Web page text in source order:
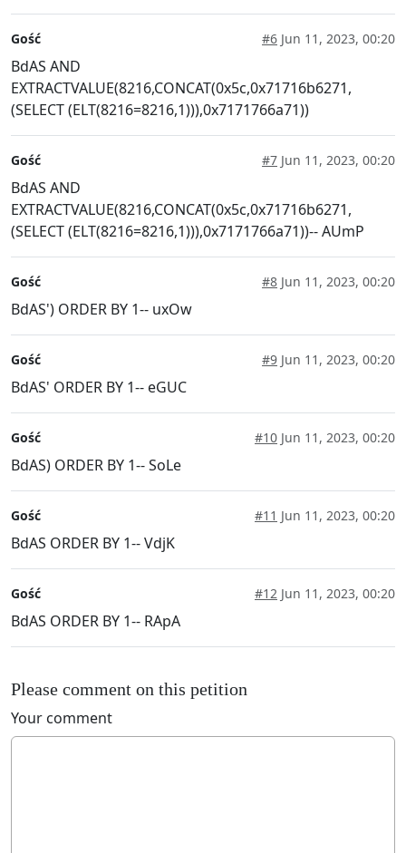
Gość #6 Jun 11, 2023, 00:20
BdAS AND
EXTRACTVALUE(8216,CONCAT(0x5c,0x71716b6271,
(SELECT (ELT(8216=8216,1))),0x7171766a71))
Gość #7 Jun 11, 2023, 00:20
BdAS AND
EXTRACTVALUE(8216,CONCAT(0x5c,0x71716b6271,
(SELECT (ELT(8216=8216,1))),0x7171766a71))-- AUmP
Gość #8 Jun 11, 2023, 00:20
BdAS') ORDER BY 1-- uxOw
Gość #9 Jun 11, 2023, 00:20
BdAS' ORDER BY 1-- eGUC
Gość #10 Jun 11, 2023, 00:20
BdAS) ORDER BY 1-- SoLe
Gość #11 Jun 11, 2023, 00:20
BdAS ORDER BY 1-- VdjK
Gość #12 Jun 11, 2023, 00:20
BdAS ORDER BY 1-- RApA
Please comment on this petition
Your comment